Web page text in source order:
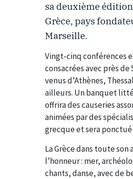
sa deuxième
Grèce, pays
Marseille.
Vingt-cinq conférences
consacrées avec près
venus d’Athènes,
ailleurs. Un banquet
offrira des causeries
animées par des
grecque et sera
La Grèce dans toute son
l’honneur : mer,
chants, danse, avec de